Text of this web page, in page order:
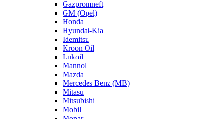
Gazpromneft
GM (Opel)
Honda
Hyundai-Kia
Idemitsu
Kroon Oil
Lukoil
Mannol
Mazda
Mercedes Benz (MB)
Mitasu
Mitsubishi
Mobil